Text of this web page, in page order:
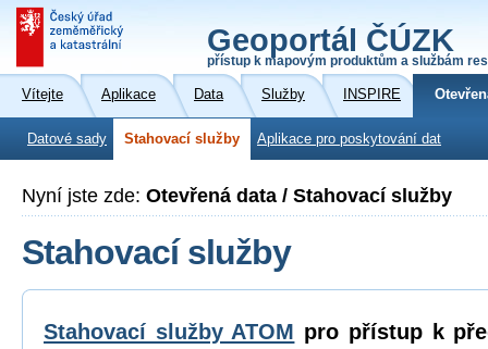
Geoportál ČÚZK
přístup k mapovým produktům a službám
Vítejte Aplikace Data Služby INSPIRE
Datové sady Stahovací služby Aplikace pro poskytování dat
Nyní jste zde: Otevřená data / Stahovací služby
Stahovací služby
Stahovací služby ATOM pro přístup k